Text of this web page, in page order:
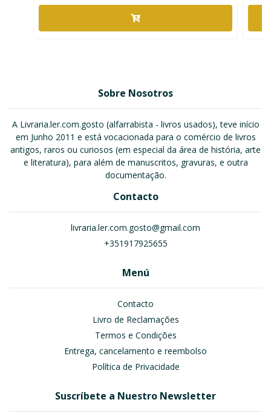
Sobre Nosotros
A Livraria.ler.com.gosto (alfarrabista - livros usados), teve início
em Junho 2011 e está vocacionada para o comércio de livros
antigos, raros ou curiosos (em especial da área de história, arte
e literatura), para além de manuscritos, gravuras, e outra
documentação.
Contacto
livraria.ler.com.gosto@gmail.com
+351917925655
Menú
Contacto
Livro de Reclamações
Termos e Condições
Entrega, cancelamento e reembolso
Política de Privacidade
Suscríbete a Nuestro Newsletter